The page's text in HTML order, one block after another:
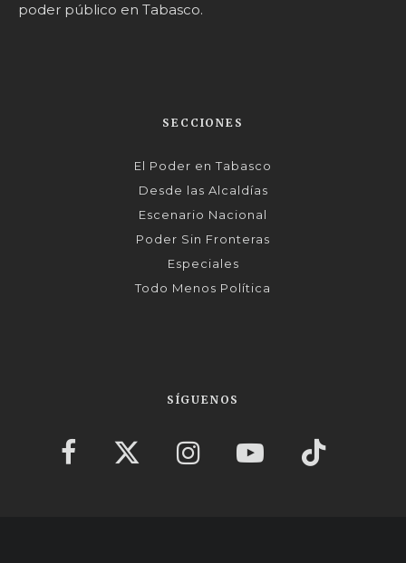
poder público en Tabasco.
SECCIONES
El Poder en Tabasco
Desde las Alcaldías
Escenario Nacional
Poder Sin Fronteras
Especiales
Todo Menos Política
SÍGUENOS